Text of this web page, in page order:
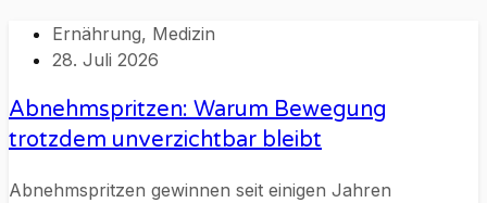
Ernährung, Medizin
28. Juli 2026
Abnehmspritzen: Warum Bewegung
trotzdem unverzichtbar bleibt
Abnehmspritzen gewinnen seit einigen Jahren